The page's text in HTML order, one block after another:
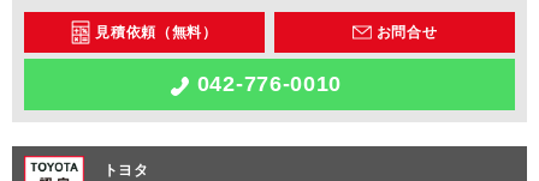
見積依頼（無料） お問合せ
042-776-0010
トヨタ